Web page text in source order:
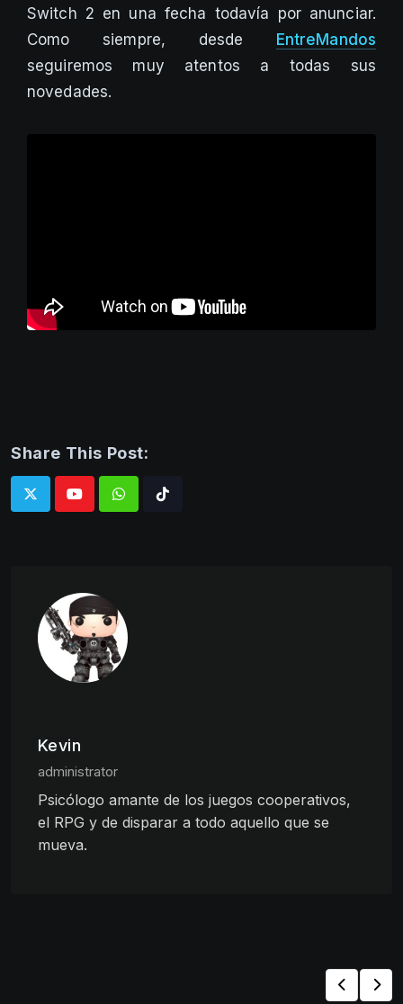
Switch 2 en una fecha todavía por anunciar.
Como siempre, desde EntreMandos
seguiremos muy atentos a todas sus
novedades.
Share This Post:
WhatsappTiktok
Kevin
administrator
Psicólogo amante de los juegos cooperativos,
el RPG y de disparar a todo aquello que se
mueva.